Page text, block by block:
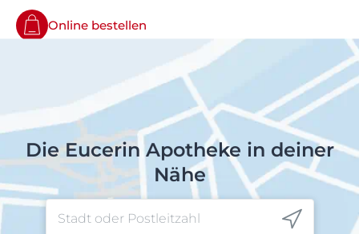
Online bestellen
Die Eucerin Apotheke in deiner
Nähe